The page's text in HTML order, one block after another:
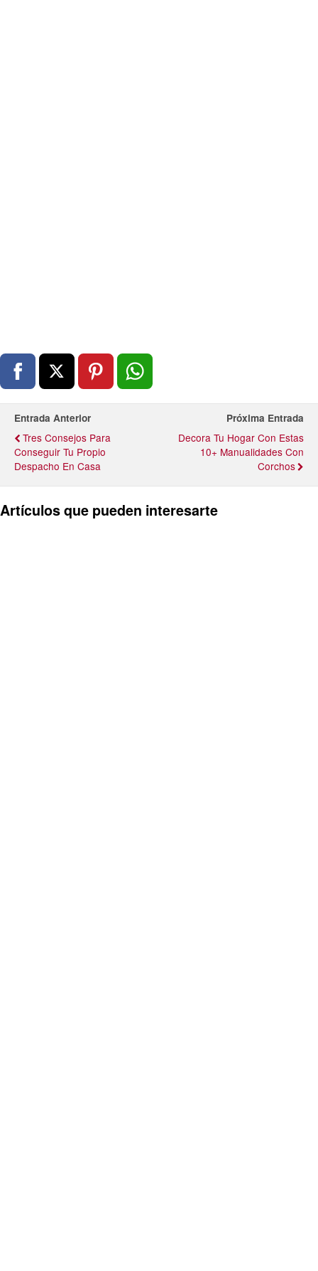
Entrada Anterior
Tres Consejos Para
Conseguir Tu Propio
Despacho En Casa
Próxima Entrada
Decora Tu Hogar Con Estas
10+ Manualidades Con
Corchos
Artículos que pueden interesarte